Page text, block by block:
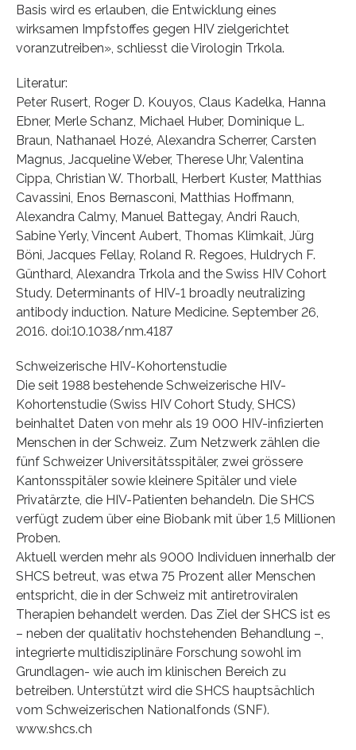
Basis wird es erlauben, die Entwicklung eines
wirksamen Impfstoffes gegen HIV zielgerichtet
voranzutreiben», schliesst die Virologin Trkola.
Literatur:
Peter Rusert, Roger D. Kouyos, Claus Kadelka, Hanna
Ebner, Merle Schanz, Michael Huber, Dominique L.
Braun, Nathanael Hozé, Alexandra Scherrer, Carsten
Magnus, Jacqueline Weber, Therese Uhr, Valentina
Cippa, Christian W. Thorball, Herbert Kuster, Matthias
Cavassini, Enos Bernasconi, Matthias Hoffmann,
Alexandra Calmy, Manuel Battegay, Andri Rauch,
Sabine Yerly, Vincent Aubert, Thomas Klimkait, Jürg
Böni, Jacques Fellay, Roland R. Regoes, Huldrych F.
Günthard, Alexandra Trkola and the Swiss HIV Cohort
Study. Determinants of HIV-1 broadly neutralizing
antibody induction. Nature Medicine. September 26,
2016. doi:10.1038/nm.4187
Schweizerische HIV-Kohortenstudie
Die seit 1988 bestehende Schweizerische HIV-
Kohortenstudie (Swiss HIV Cohort Study, SHCS)
beinhaltet Daten von mehr als 19 000 HIV-infizierten
Menschen in der Schweiz. Zum Netzwerk zählen die
fünf Schweizer Universitätsspitäler, zwei grössere
Kantonsspitäler sowie kleinere Spitäler und viele
Privatärzte, die HIV-Patienten behandeln. Die SHCS
verfügt zudem über eine Biobank mit über 1,5 Millionen
Proben.
Aktuell werden mehr als 9000 Individuen innerhalb der
SHCS betreut, was etwa 75 Prozent aller Menschen
entspricht, die in der Schweiz mit antiretroviralen
Therapien behandelt werden. Das Ziel der SHCS ist es
– neben der qualitativ hochstehenden Behandlung –,
integrierte multidisziplinäre Forschung sowohl im
Grundlagen- wie auch im klinischen Bereich zu
betreiben. Unterstützt wird die SHCS hauptsächlich
vom Schweizerischen Nationalfonds (SNF).
www.shcs.ch